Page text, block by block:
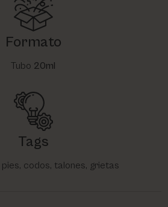
Formato
Tubo 20ml
Tags
pies, codos, talones, grietas